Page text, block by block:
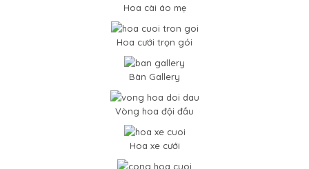
Hoa cài áo mẹ
Hoa cưới trọn gói
Bàn Gallery
Vòng hoa đội đầu
Hoa xe cưới